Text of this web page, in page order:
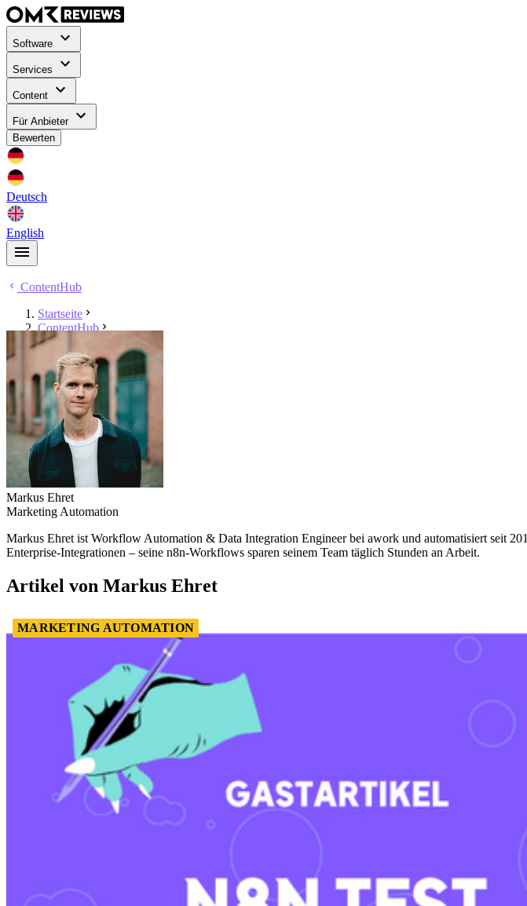
Software
Services
Content
Für Anbieter
Bewerten
Deutsch
English
ContentHub
Startseite
ContentHub
Markus Ehret
Markus Ehret
Marketing Automation
Markus Ehret ist Workflow Automation & Data Integration Engineer bei awork und automatisiert seit
Enterprise-Integrationen – seine n8n-Workflows sparen seinem Team täglich Stunden an Arbeit.
Artikel von Markus Ehret
MARKETING AUTOMATION